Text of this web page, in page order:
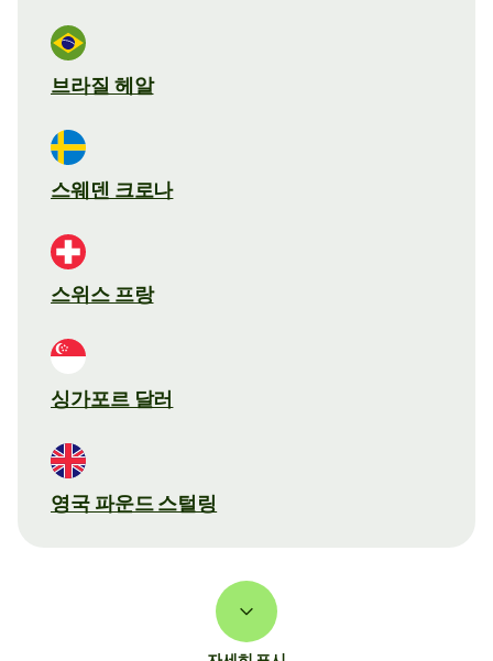
브라질 헤알
스웨덴 크로나
스위스 프랑
싱가포르 달러
영국 파운드 스털링